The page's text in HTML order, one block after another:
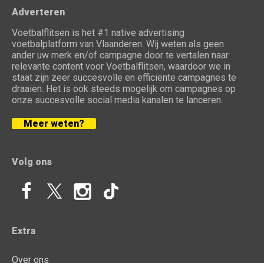
Adverteren
Voetbalflitsen is het #1 native advertising
voetbalplatform van Vlaanderen. Wij weten als geen
ander uw merk en/of campagne door te vertalen naar
relevante content voor Voetbalflitsen, waardoor we in
staat zijn zeer succesvolle en efficiënte campagnes te
draaien. Het is ook steeds mogelijk om campagnes op
onze succesvolle social media kanalen te lanceren.
Meer weten?
Volg ons
Extra
Over ons